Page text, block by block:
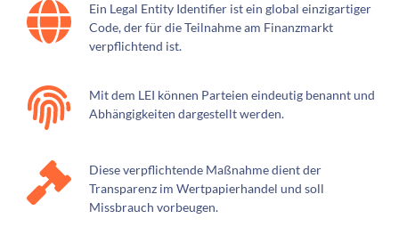
Ein Legal Entity Identifier ist ein global einzigartiger
Code, der für die Teilnahme am Finanzmarkt
verpflichtend ist.
Mit dem LEI können Parteien eindeutig benannt und
Abhängigkeiten dargestellt werden.
Diese verpflichtende Maßnahme dient der
Transparenz im Wertpapierhandel und soll
Missbrauch vorbeugen.